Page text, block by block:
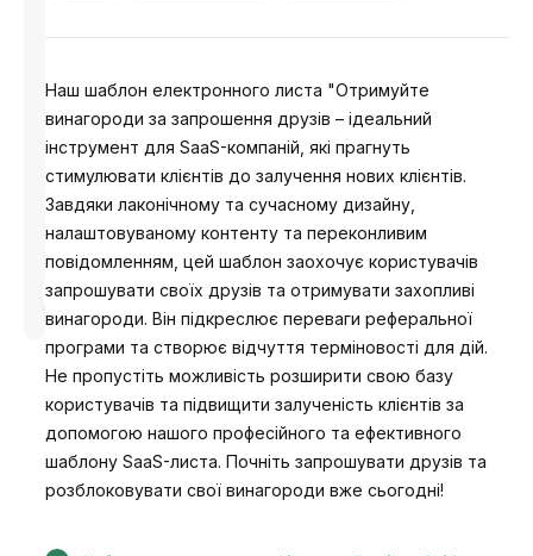
Розроблено
Анастасія
Наш шаблон електронного листа "Отримуйте
винагороди за запрошення друзів – ідеальний
інструмент для SaaS-компаній, які прагнуть
стимулювати клієнтів до залучення нових клієнтів.
Завдяки лаконічному та сучасному дизайну,
налаштовуваному контенту та переконливим
повідомленням, цей шаблон заохочує користувачів
запрошувати своїх друзів та отримувати захопливі
винагороди. Він підкреслює переваги реферальної
програми та створює відчуття терміновості для дій.
Не пропустіть можливість розширити свою базу
користувачів та підвищити залученість клієнтів за
допомогою нашого професійного та ефективного
шаблону SaaS-листа. Почніть запрошувати друзів та
розблоковувати свої винагороди вже сьогодні!